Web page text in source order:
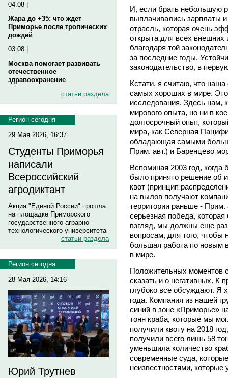
04.08 |
Жара до +35: что ждет
Приморье после тропических
дождей
03.08 |
Москва помогает развивать
отечественное
здравоохранение
статьи раздела
Регион сегодня
29 Мая 2026, 16:37
Студенты Приморья
написали
Всероссийский
агродиктант
Акция "Единой России" прошла
на площадке Приморского
государственного аграрно-
технологического университета
статьи раздела
Регион сегодня
28 Мая 2026, 14:16
Юрий Трутнев
И, если брать небольшую
выплачивались зарплаты
отрасль, которая очень
открыта для всех внешних
благодаря той
за последние годы.
законодательство, в
Кстати, я считаю, что
самых хороших в мире.
исследования. Здесь нам,
мирового опыта, но ни в
долгосрочный опыт,
мира, как Северная
обладающая самыми
Прим. авт.) и Баренцево
Вспоминая 2003 год, когда
было принято решение об
квот (принцип
на вылов получают
территории раньше - Прим.
серьезная победа,
взгляд, мы должны еще
вопросам, для того, чтобы
большая работа по новым
в мире.
Положительных моментов
сказать и о негативных. К
глубоко все обсуждают. Я
года. Компания из нашей
синий в зоне «Приморье»
тонн краба, которые мы
получили квоту на 2018
получили всего лишь 58
уменьшила количество
современные суда,
неизвестностями, которые